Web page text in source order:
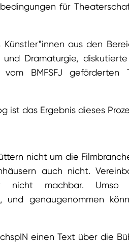
für
aus den
Dramaturgie,
BMFSFJ geförderten
ist das Ergebnis dieses
nicht um die
auch nicht.
machbar. Umso
und genaugenommen
einen Text über die